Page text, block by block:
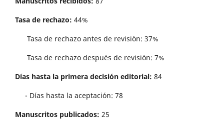
Tasa de rechazo: 44%
Tasa de rechazo antes de revisi´on: 37%
Tasa de rechazo después de revisión: 7%
Días hasta la primera decisión editorial: 84
- Días hasta la aceptación: 78
Manuscritos publicados: 25